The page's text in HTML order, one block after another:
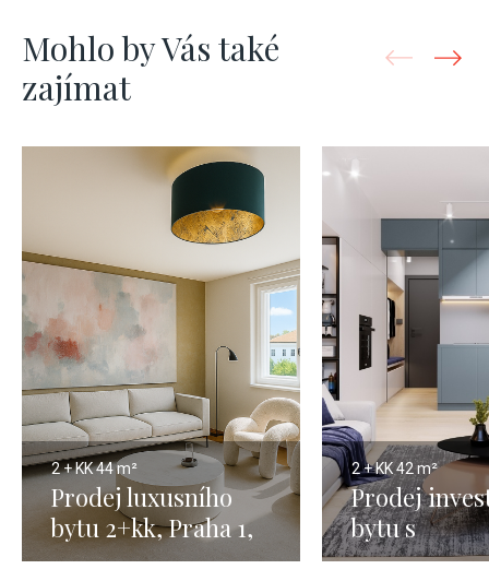
Mohlo by Vás také
zajímat
2 + KK44 m²
Prodej luxusního
bytu 2+kk, Praha 1,
Staré město – 44,3m²
2 + KK42 m²
Prodej
bytu s